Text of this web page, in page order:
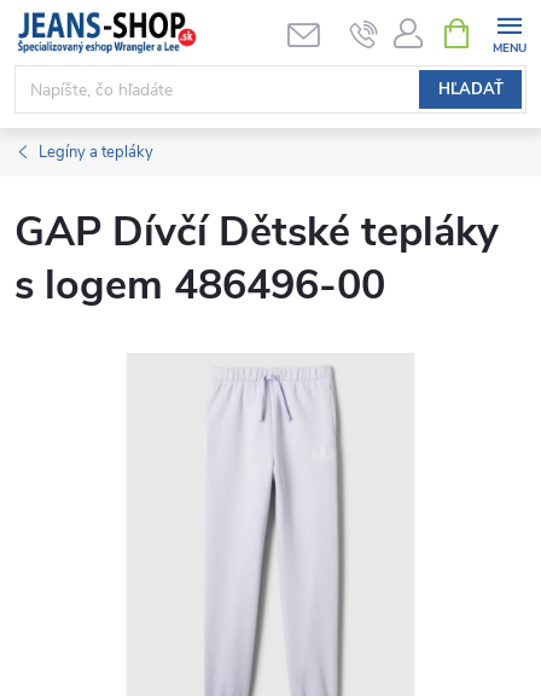
Prejsť
obsah
HĽADAŤ
KOŠÍK
Legíny a tepláky
GAP Dívčí Dětské tepláky
s logem 486496-00